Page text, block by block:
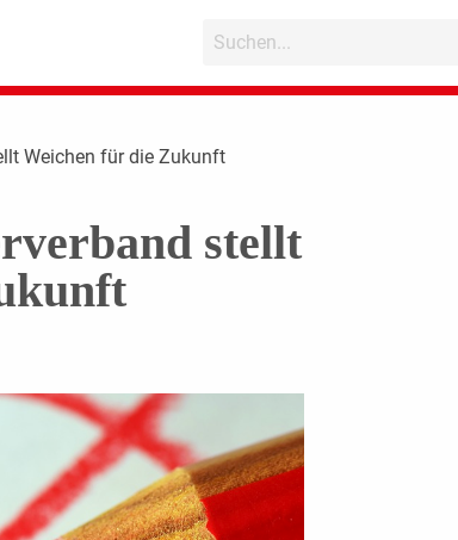
Weichen für die Zukunft
stellt